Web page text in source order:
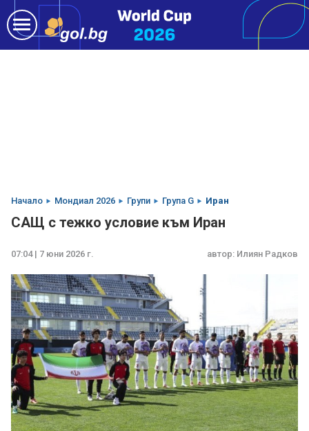
Начало Мондиал 2026 Групи Група G Иран
САЩ с тежко условие към Иран
07:04 | 7 юни 2026 г. автор: Илиян Радков